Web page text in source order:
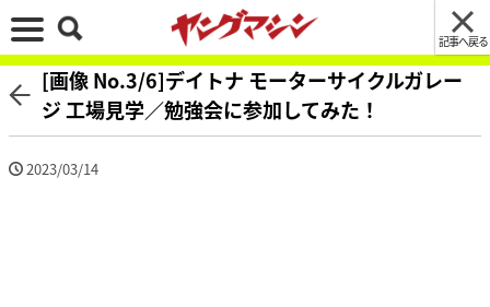
記事へ戻る
[画像 No.3/6]デイトナ モーターサイクルガレー
ジ 工場見学／勉強会に参加してみた！
2023/03/14